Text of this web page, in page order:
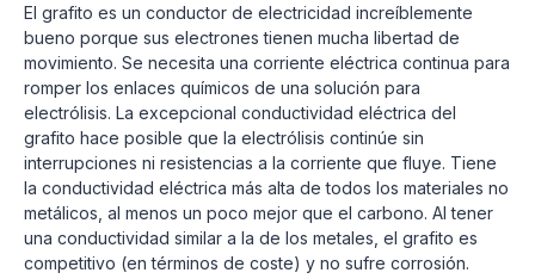
El grafito es un conductor de electricidad increíblemente
bueno porque sus electrones tienen mucha libertad de
movimiento. Se necesita una corriente eléctrica continua para
romper los enlaces químicos de una solución para
electrólisis. La excepcional conductividad eléctrica del
grafito hace posible que la electrólisis continúe sin
interrupciones ni resistencias a la corriente que fluye. Tiene
la conductividad eléctrica más alta de todos los materiales no
metálicos, al menos un poco mejor que el carbono. Al tener
una conductividad similar a la de los metales, el grafito es
competitivo (en términos de coste) y no sufre corrosión.